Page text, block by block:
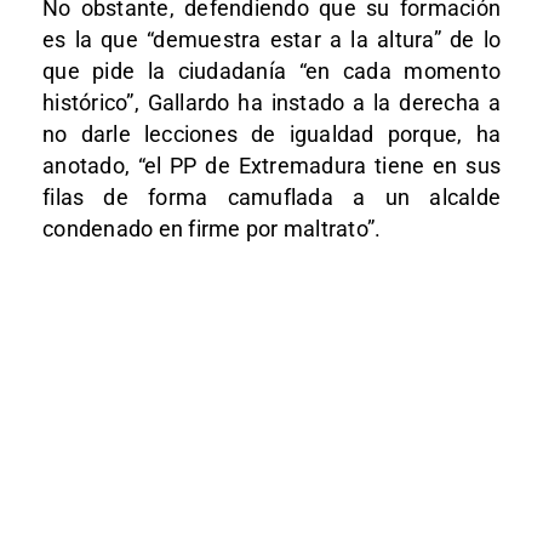
No obstante, defendiendo que su formación
es la que “demuestra estar a la altura” de lo
que pide la ciudadanía “en cada momento
histórico”, Gallardo ha instado a la derecha a
no darle lecciones de igualdad porque, ha
anotado, “el PP de Extremadura tiene en sus
filas de forma camuflada a un alcalde
condenado en firme por maltrato”.